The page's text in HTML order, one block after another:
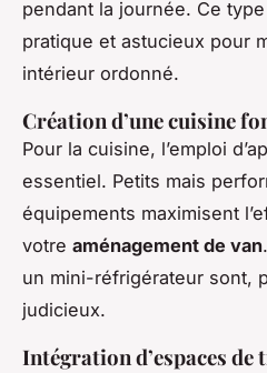
pendant la journée. Ce
pratique et astucieux pour
intérieur ordonné.
Création d’une cuisine
Pour la cuisine, l’emploi
essentiel. Petits mais
équipements maximisent
votre aménagement de van
un mini-réfrigérateur sont,
judicieux.
Intégration d’espaces de